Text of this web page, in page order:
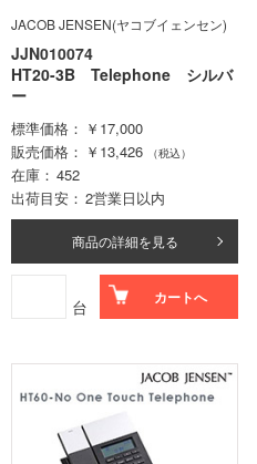
JACOB JENSEN(ヤコブイェンセン)
JJN010074
HT20-3B Telephone シルバ
ー
標準価格
￥17,000
販売価格
￥13,426 （税込）
在庫
452
出荷目安
2営業日以内
商品の詳細を見る
台 カートへ